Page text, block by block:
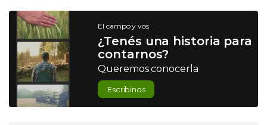
El campo y vos
¿Tenés una historia para
contarnos?
Queremos conocerla
Escribinos